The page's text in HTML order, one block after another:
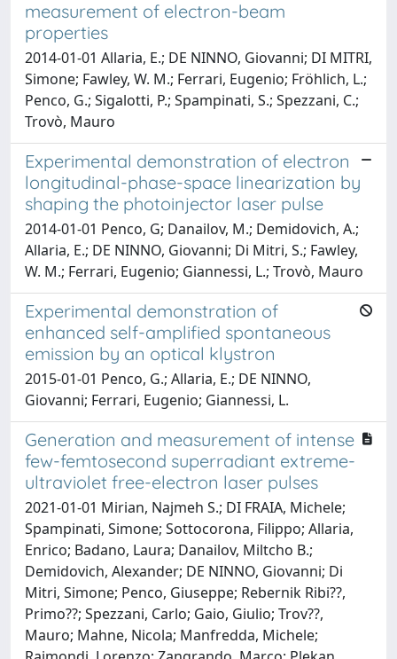
measurement of electron-beam
properties
2014-01-01 Allaria, E.; DE NINNO, Giovanni; DI MITRI,
Simone; Fawley, W. M.; Ferrari, Eugenio; Fröhlich, L.;
Penco, G.; Sigalotti, P.; Spampinati, S.; Spezzani, C.;
Trovò, Mauro
Experimental demonstration of electron
longitudinal-phase-space linearization by
shaping the photoinjector laser pulse
2014-01-01 Penco, G; Danailov, M.; Demidovich, A.;
Allaria, E.; DE NINNO, Giovanni; Di Mitri, S.; Fawley,
W. M.; Ferrari, Eugenio; Giannessi, L.; Trovò, Mauro
Experimental demonstration of
enhanced self-amplified spontaneous
emission by an optical klystron
2015-01-01 Penco, G.; Allaria, E.; DE NINNO,
Giovanni; Ferrari, Eugenio; Giannessi, L.
Generation and measurement of intense
few-femtosecond superradiant extreme-
ultraviolet free-electron laser pulses
2021-01-01 Mirian, Najmeh S.; DI FRAIA, Michele;
Spampinati, Simone; Sottocorona, Filippo; Allaria,
Enrico; Badano, Laura; Danailov, Miltcho B.;
Demidovich, Alexander; DE NINNO, Giovanni; Di
Mitri, Simone; Penco, Giuseppe; Rebernik Ribi??,
Primo??; Spezzani, Carlo; Gaio, Giulio; Trov??,
Mauro; Mahne, Nicola; Manfredda, Michele;